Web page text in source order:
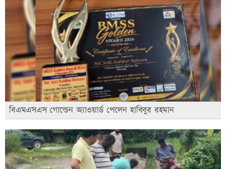
বিএমএসএস গোল্ডেন অ্যাওয়ার্ড পেলেন হাবিবুর রহমান